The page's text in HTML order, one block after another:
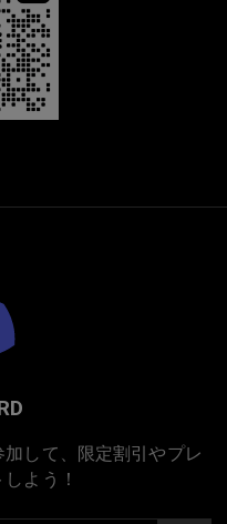
して、限定割引やプレ
よう！